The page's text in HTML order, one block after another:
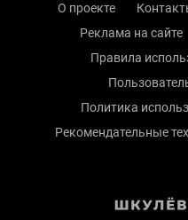
О проекте
Реклама на сайте
Правила
Политика
Рекомендательные